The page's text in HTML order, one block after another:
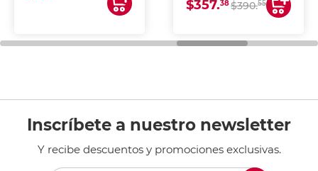
impresoras de inyección
de tinta y láser,
general de oficina.
$357.38$390.55
Inscríbete a nuestro newsletter
Y recibe descuentos y promociones exclusivas.